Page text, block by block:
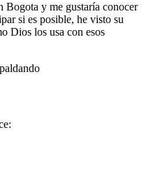
Bogota y me gustaría conocer
si es posible, he visto su
Dios los usa con esos